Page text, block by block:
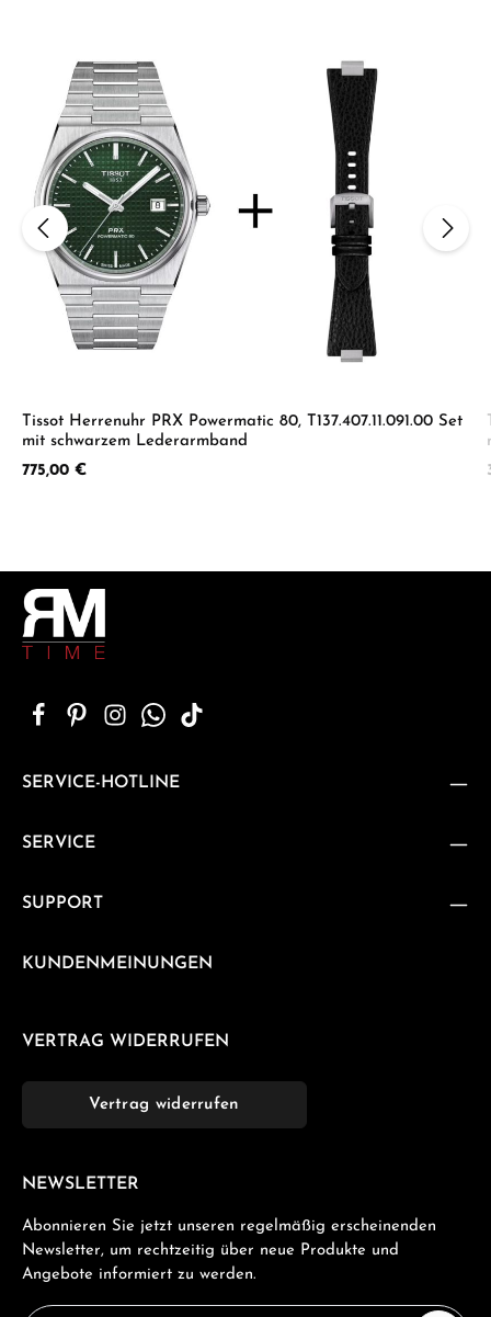
Tissot Herrenuhr PRX Powermatic 80, T137.407.11.091.00 Set
mit schwarzem Lederarmband
Regulärer Preis:
775,00 €
SERVICE-HOTLINE
SERVICE
SUPPORT
KUNDENMEINUNGEN
VERTRAG WIDERRUFEN
Vertrag widerrufen
NEWSLETTER
Abonnieren Sie jetzt unseren regelmäßig erscheinenden
Newsletter, um rechtzeitig über neue Produkte und
Angebote informiert zu werden.